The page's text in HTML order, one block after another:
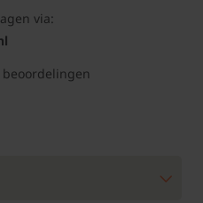
via:
beoordelingen